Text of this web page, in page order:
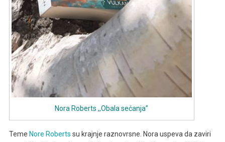
Nora Roberts ,,Obala sećanja”
Teme Nore Roberts su krajnje raznovrsne. Nora uspeva da zaviri